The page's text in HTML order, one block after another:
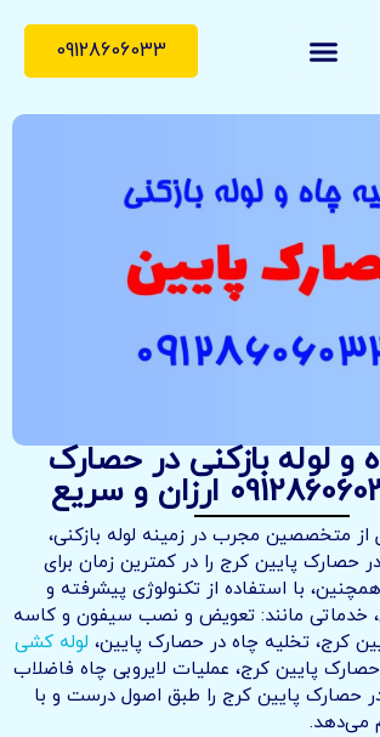
09128606033
و لوله بازکنی در حصارک
از متخصصین مجرب در زمینه لوله بازکنی،
حصارک پایین کرج را در کمترین زمان برای
با استفاده از تکنولوژی پیشرفته و
خدماتی مانند: تعویض و نصب سیفون و کاسه
کرج، تخلیه چاه در حصارک پایین، لوله کشی
پایین کرج، عملیات لایروبی چاه فاضلاب
حصارک پایین کرج را طبق اصول درست و با
می‌دهد.